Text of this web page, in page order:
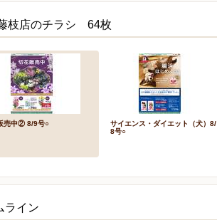
枝店のチラシ 64枚
売中② 8/9号○
サイエンス・ダイエット（犬）8/
8号○
ライン